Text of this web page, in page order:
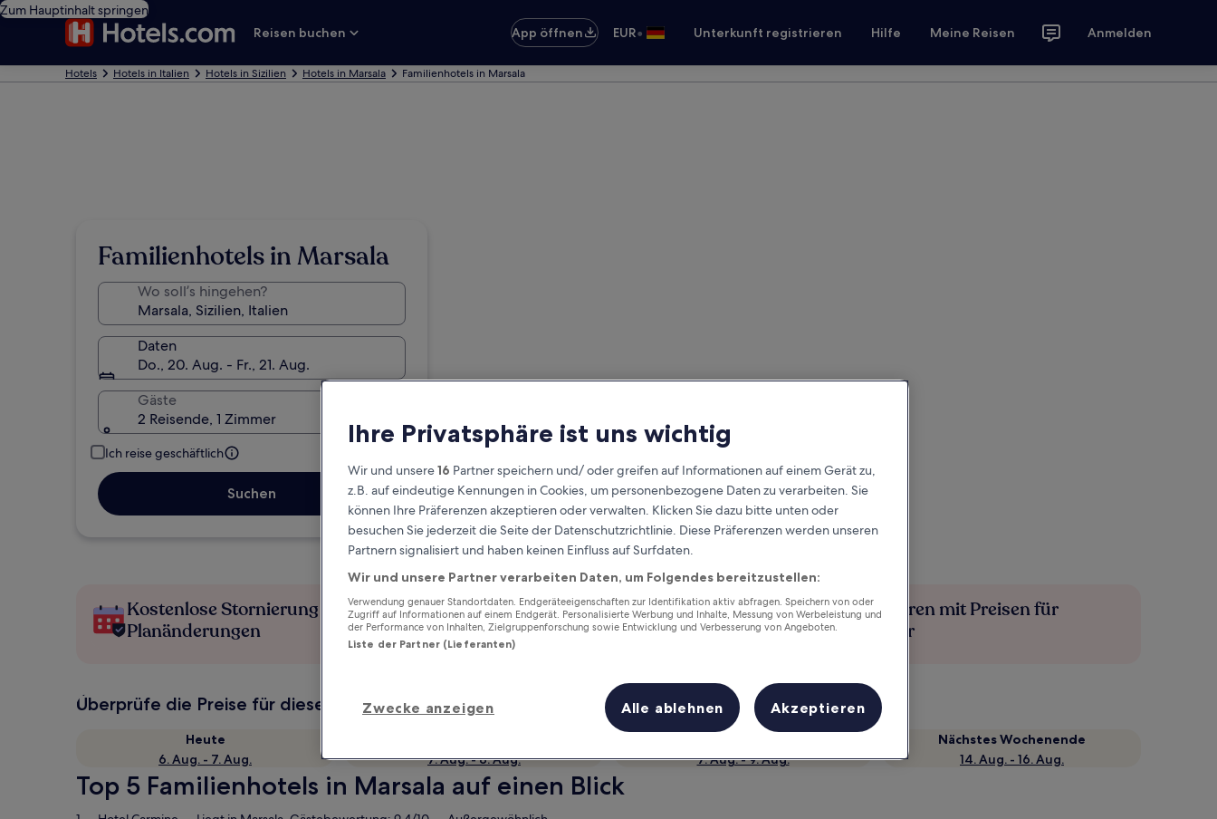
Zum Hauptinhalt springen
Reisen buchen
App öffnen EUR• Unterkunft registrieren Hilfe Meine Reisen Anmelden
Hotels Hotels in Italien Hotels in Sizilien Hotels in Marsala Familienhotels in Marsala
Familienhotels in Marsala
Wo soll’s hingehen?
Daten
Do., 20. Aug. - Fr., 21. Aug.
Gäste
2 Reisende, 1 Zimmer
Ich reise geschäftlich
Suchen
Kostenlose Stornierung bei
Planänderungen
Verdiene Prämien für jede
wahrgenommene Übernachtung
Mehr sparen mit Preisen für
Mitglieder
Überprüfe die Preise für diese Daten
Heute
6. Aug. - 7. Aug.
7. Aug. - 8. Aug.
7. Aug. - 9. Aug.
Nächstes Wochenende
14. Aug. - 16. Aug.
Top 5 Familienhotels in Marsala auf einen Blick
Ihre Privatsphäre ist uns wichtig
Wir und unsere16 Partner speichern und/ oder greifen auf Informationen auf einem Gerät zu,
z.B. auf eindeutige Kennungen in Cookies, um personenbezogene Daten zu verarbeiten. Sie
können Ihre Präferenzen akzeptieren oder verwalten. Klicken Sie dazu bitte unten oder
besuchen Sie jederzeit die Seite der Datenschutzrichtlinie. Diese Präferenzen werden unseren
Partnern signalisiert und haben keinen Einfluss auf Surfdaten.
Wir und unsere Partner verarbeiten Daten, um Folgendes bereitzustellen:
Verwendung genauer Standortdaten. Endgeräteeigenschaften zur Identifikation aktiv abfragen. Speichern von oder
Zugriff auf Informationen auf einem Endgerät. Personalisierte Werbung und Inhalte, Messung von Werbeleistung und
der Performance von Inhalten, Zielgruppenforschung sowie Entwicklung und Verbesserung von Angeboten.
Liste der Partner (Lieferanten)
Zwecke anzeigen Alle ablehnen Akzeptieren